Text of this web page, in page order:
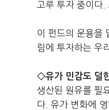
고루 투자 중이다.
이 펀드의 운용을
림에 투자하는 우
◇유가 민감도 덜
생산된 원유를 필
다. 유가 변화에